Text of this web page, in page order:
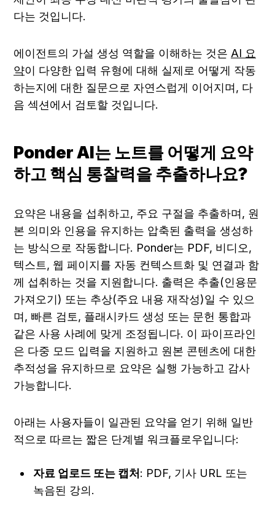
다는 것입니다.
에이전트의 가설 생성 역할을 이해하는 것은 AI 요
약이 다양한 입력 유형에 대해 실제로 어떻게 작동
하는지에 대한 질문으로 자연스럽게 이어지며, 다
음 섹션에서 검토할 것입니다.
Ponder AI는 노트를 어떻게 요약
하고 핵심 통찰력을 추출하나요?
요약은 내용을 섭취하고, 주요 구절을 추출하며, 원
본 의미와 인용을 유지하는 압축된 출력을 생성하
는 방식으로 작동합니다. Ponder는 PDF, 비디오,
텍스트, 웹 페이지를 자동 컨텍스트화 및 연결과 함
께 섭취하는 것을 지원합니다. 출력은 추출(인용문
가져오기) 또는 추상(주요 내용 재작성)일 수 있으
며, 빠른 검토, 플래시카드 생성 또는 문헌 통합과
같은 사용 사례에 맞게 조정됩니다. 이 파이프라인
은 다중 모드 입력을 지원하고 원본 콘텐츠에 대한
추적성을 유지하므로 요약은 실행 가능하고 감사
가능합니다.
아래는 사용자들이 일관된 요약을 얻기 위해 일반
적으로 따르는 짧은 단계별 워크플로우입니다:
자료 업로드 또는 캡처: PDF, 기사 URL 또는
녹음된 강의.